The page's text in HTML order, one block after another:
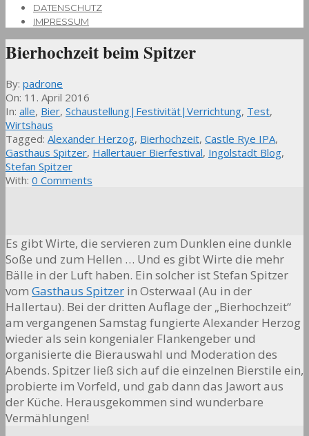
DATENSCHUTZ
IMPRESSUM
Bierhochzeit beim Spitzer
By: padrone
On: 11. April 2016
In: alle, Bier, Schaustellung|Festivität|Verrichtung, Test,
Wirtshaus
Tagged: Alexander Herzog, Bierhochzeit, Castle Rye IPA,
Gasthaus Spitzer, Hallertauer Bierfestival, Ingolstadt Blog,
Stefan Spitzer
With: 0 Comments
Es gibt Wirte, die servieren zum Dunklen eine dunkle
Soße und zum Hellen … Und es gibt Wirte die mehr
Bälle in der Luft haben. Ein solcher ist Stefan Spitzer
vom Gasthaus Spitzer in Osterwaal (Au in der
Hallertau). Bei der dritten Auflage der „Bierhochzeit“
am vergangenen Samstag fungierte Alexander Herzog
wieder als sein kongenialer Flankengeber und
organisierte die Bierauswahl und Moderation des
Abends. Spitzer ließ sich auf die einzelnen Bierstile ein,
probierte im Vorfeld, und gab dann das Jawort aus
der Küche. Herausgekommen sind wunderbare
Vermählungen!